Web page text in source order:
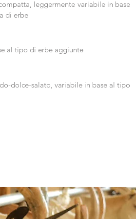
leggermente variabile in base
di erbe
al tipo di erbe aggiunte
dolce-salato, variabile in base al tipo